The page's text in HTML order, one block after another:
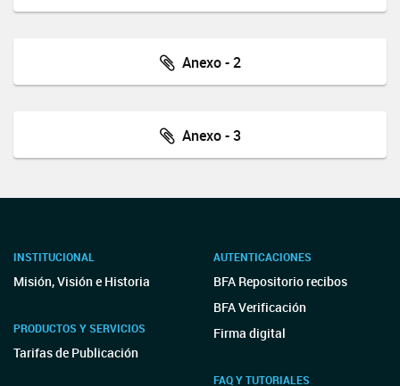
Anexo - 2
Anexo - 3
INSTITUCIONAL
Misión, Visión e Historia
PRODUCTOS Y SERVICIOS
Tarifas de Publicación
AUTENTICACIONES
BFA Repositorio recibos
BFA Verificación
Firma digital
FAQ Y TUTORIALES